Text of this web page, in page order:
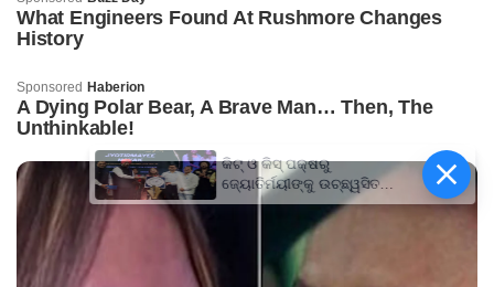
କିଟ୍‍ ଓ କିସ୍‍ ପକ୍ଷରୁ
ଜ୍ୟୋତିର୍ମୟୀଙ୍କୁ ଉଚ୍ଛ୍ୱସିତ
ସମ୍ବର୍ଦ୍ଧନା; ୫ଲକ୍ଷ ଟଙ୍କାର
ପ୍ରୋତ୍ସାହନ ରାଶି ପ୍ରଦାନ